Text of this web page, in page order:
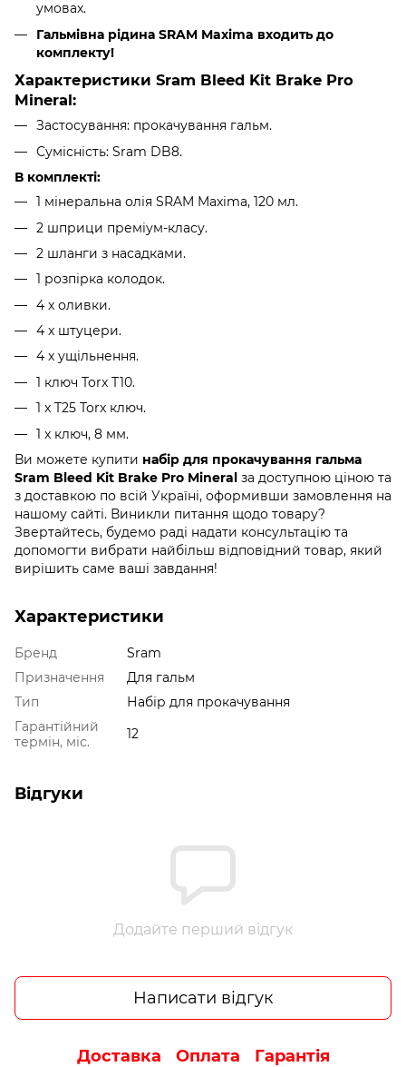
умовах.
Гальмівна рідина SRAM Maxima входить до
комплекту!
Характеристики Sram Bleed Kit Brake Pro
Mineral:
Застосування: прокачування гальм.
Сумісність: Sram DB8.
В комплекті:
1 мінеральна олія SRAM Maxima, 120 мл.
2 шприци преміум-класу.
2 шланги з насадками.
1 розпірка колодок.
4 x оливки.
4 x штуцери.
4 x ущільнення.
1 ключ Torx T10.
1 x T25 Torx ключ.
1 x ключ, 8 мм.
Ви можете купити набір для прокачування гальма
Sram Bleed Kit Brake Pro Mineral за доступною ціною та
з доставкою по всій Україні, оформивши замовлення на
нашому сайті. Виникли питання щодо товару?
Звертайтесь, будемо раді надати консультацію та
допомогти вибрати найбільш відповідний товар, який
вирішить саме ваші завдання!
Характеристики
Бренд
Sram
Призначення
Для гальм
Тип
Набір для прокачування
Гарантійний
термін, міс.
12
Відгуки
Додайте перший відгук
Написати відгук
Доставка Оплата Гарантія